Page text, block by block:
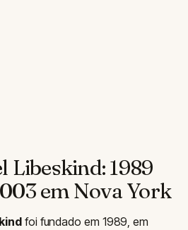
Libeskind: 1989
em Nova York
foi fundado em 1989, em